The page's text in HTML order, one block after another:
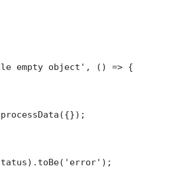
empty object', () => {